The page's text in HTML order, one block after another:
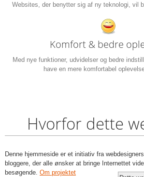
Websites, der benytter sig af ny teknologi, vil
Komfort & bedre
Med nye funktioner, udvidelser og bedre
have en mere komfortabel
Hvorfor dette
Denne hjemmeside er et initiativ fra
bloggere, der alle ønsker at bringe Internettet
besøgende. Om projektet